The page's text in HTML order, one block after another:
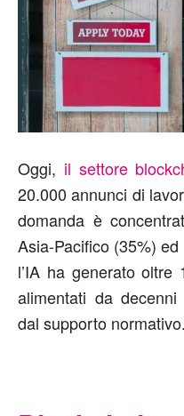
Oggi, il settore
20.000 annunci di
domanda è
Asia-Pacifico (35%)
l’IA ha generato
alimentati da
dal supporto normativo.